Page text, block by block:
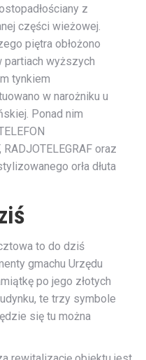
z
części wieżowej.
piętra obłożono
partiach wyższych
tynkiem
w narożniku u
Ponad nim
RADJOTELEGRAF oraz
orła dłuta
to do dziś
gmachu Urzędu
po jego złotych
te trzy symbole
się tu można